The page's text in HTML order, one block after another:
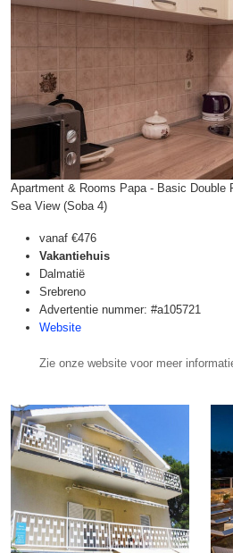
Apartment & Rooms Papa - Basic Double
Sea View (Soba 4)
vanaf €476
Vakantiehuis
Dalmatië
Srebreno
Advertentie nummer: #a105721
Website
Zie onze website voor meer